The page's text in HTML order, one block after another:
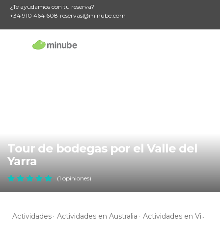
¿Te ayudamos con tu reserva?
+34 910 464 608 reservas@minube.com
Tour de bodegas por el Valle del
Yarra
(1 opiniones)
Actividades Actividades en Australia Actividades en Victoria